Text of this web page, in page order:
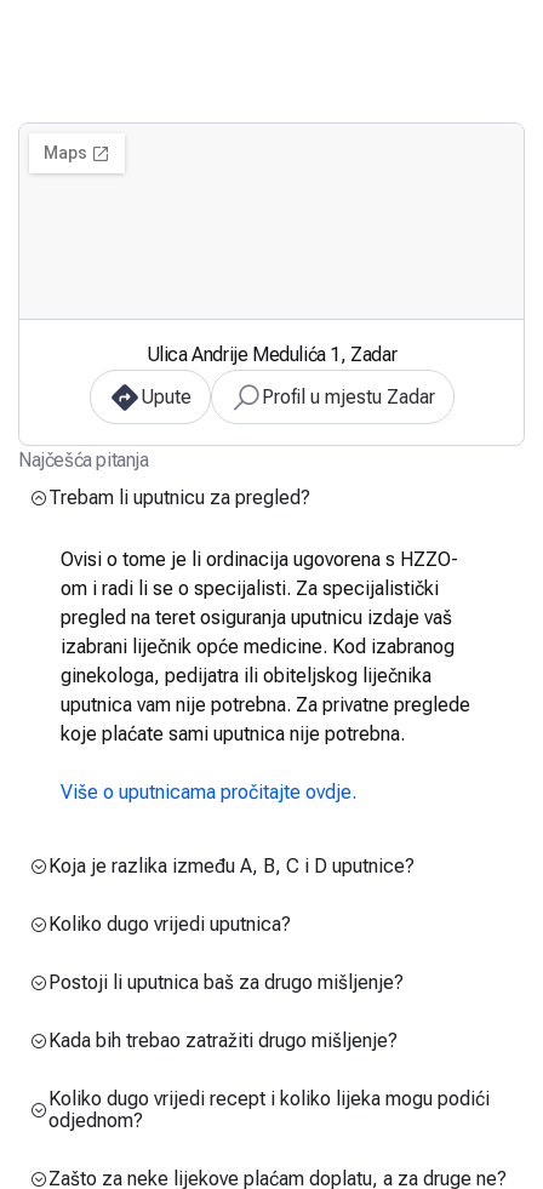
Ulica Andrije Medulića 1, Zadar
Upute
Profil u mjestu Zadar
Najčešća pitanja
Trebam li uputnicu za pregled?
Ovisi o tome je li ordinacija ugovorena s HZZO-
om i radi li se o specijalisti. Za specijalistički
pregled na teret osiguranja uputnicu izdaje vaš
izabrani liječnik opće medicine. Kod izabranog
ginekologa, pedijatra ili obiteljskog liječnika
uputnica vam nije potrebna. Za privatne preglede
koje plaćate sami uputnica nije potrebna.
Više o uputnicama pročitajte ovdje.
Koja je razlika između A, B, C i D uputnice?
Koliko dugo vrijedi uputnica?
Postoji li uputnica baš za drugo mišljenje?
Kada bih trebao zatražiti drugo mišljenje?
Koliko dugo vrijedi recept i koliko lijeka mogu podići
odjednom?
Zašto za neke lijekove plaćam doplatu, a za druge ne?